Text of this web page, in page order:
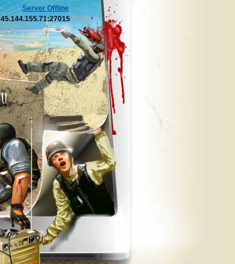
Server Offline
45.144.155.71:27015 [OFF]